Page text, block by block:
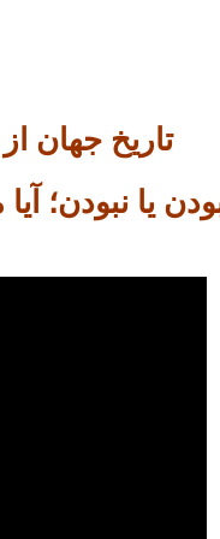
تاریخ جهان
یا نبودن؛